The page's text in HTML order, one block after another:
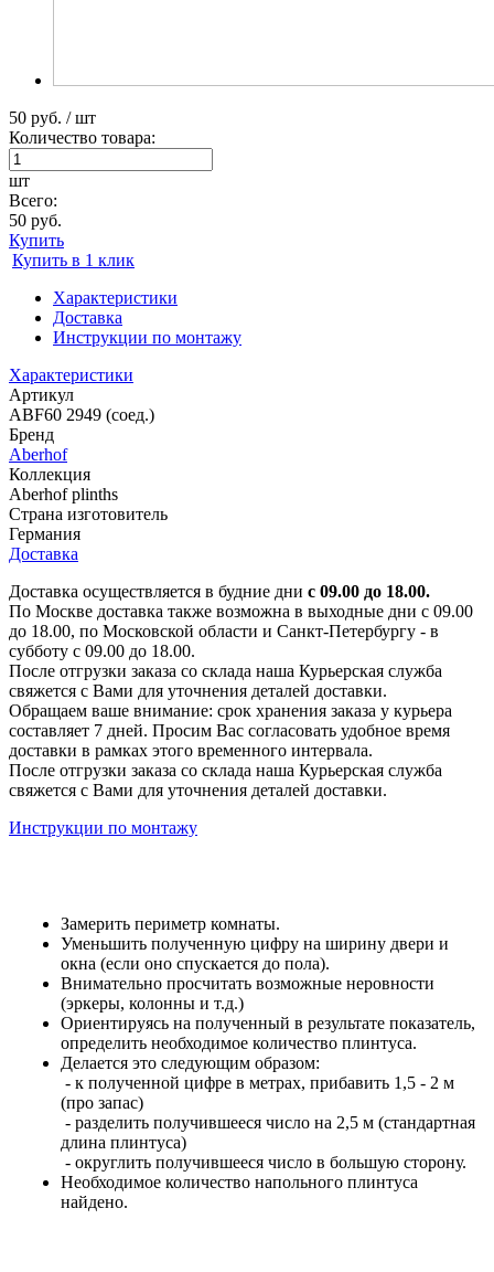
50 руб. / шт
Количество товара:
шт
Всего:
50 руб.
Купить
Купить в 1 клик
Характеристики
Доставка
Инструкции по монтажу
Характеристики
Артикул
ABF60 2949 (соед.)
Бренд
Aberhof
Коллекция
Aberhof plinths
Страна изготовитель
Германия
Доставка
Доставка осуществляется в будние дни с 09.00 до 18.00.
По Москве доставка также возможна в выходные дни с 09.00
до 18.00, по Московской области и Санкт-Петербургу - в
субботу с 09.00 до 18.00.
После отгрузки заказа со склада наша Курьерская служба
свяжется с Вами для уточнения деталей доставки.
Обращаем ваше внимание: срок хранения заказа у курьера
составляет 7 дней. Просим Вас согласовать удобное время
доставки в рамках этого временного интервала.
После отгрузки заказа со склада наша Курьерская служба
свяжется с Вами для уточнения деталей доставки.
Инструкции по монтажу
Замерить периметр комнаты.
Уменьшить полученную цифру на ширину двери и
окна (если оно спускается до пола).
Внимательно просчитать возможные неровности
(эркеры, колонны и т.д.)
Ориентируясь на полученный в результате показатель,
определить необходимое количество плинтуса.
Делается это следующим образом:
- к полученной цифре в метрах, прибавить 1,5 - 2 м
(про запас)
- разделить получившееся число на 2,5 м (стандартная
длина плинтуса)
- округлить получившееся число в большую сторону.
Необходимое количество напольного плинтуса
найдено.